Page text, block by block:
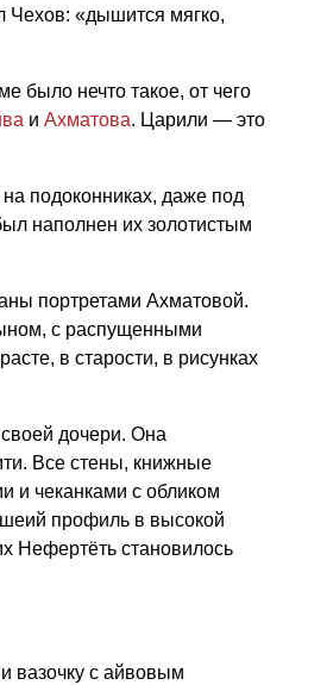
Чехов: «дышится мягко,
было нечто такое, от чего
и Ахматова. Царили — это
подоконниках, даже под
наполнен их золотистым
портретами Ахматовой.
с распущенными
в старости, в рисунках
дочери. Она
Все стены, книжные
и чеканками с обликом
профиль в высокой
Нефертёть становилось
вазочку с айвовым